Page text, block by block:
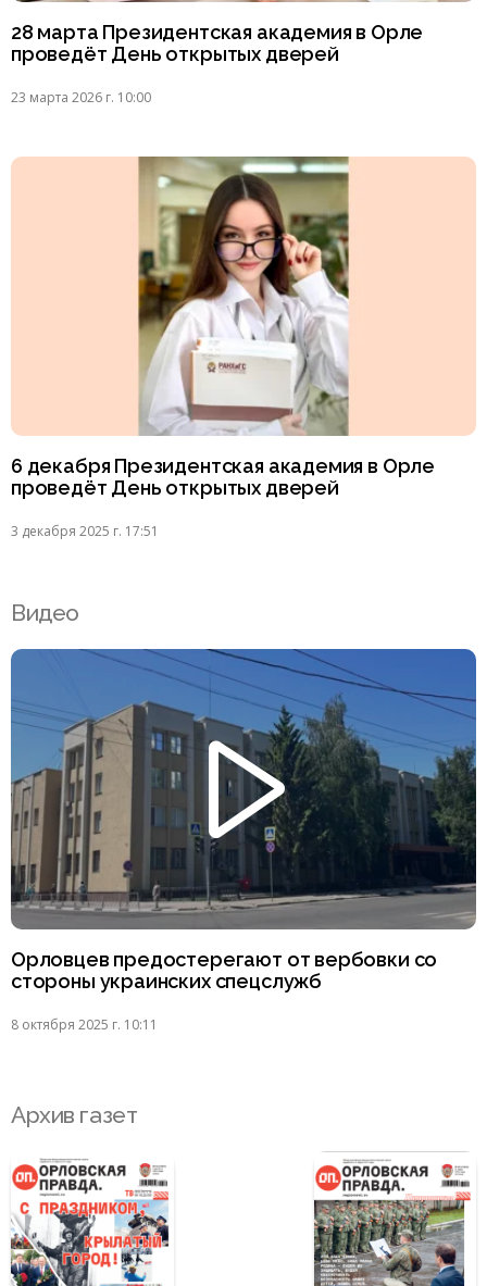
28 марта Президентская академия в Орле
проведёт День открытых дверей
23 марта 2026 г. 10:00
6 декабря Президентская академия в Орле
проведёт День открытых дверей
3 декабря 2025 г. 17:51
Видео
Орловцев предостерегают от вербовки со
стороны украинских спецслужб
8 октября 2025 г. 10:11
Архив газет